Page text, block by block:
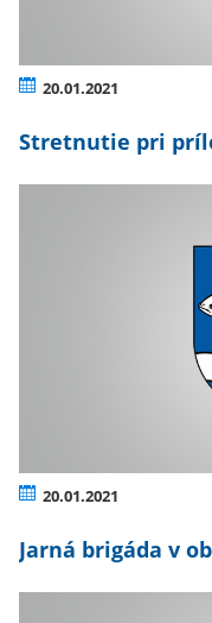
20.01.2021
Stretnutie pri
20.01.2021
Jarná brigáda v